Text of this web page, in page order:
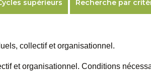
supérieurs Recherche par
collectif et organisationnel.
et organisationnel. Conditions